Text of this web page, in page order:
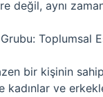
değil, aynı
Toplumsal
bir kişinin
kadınlar ve